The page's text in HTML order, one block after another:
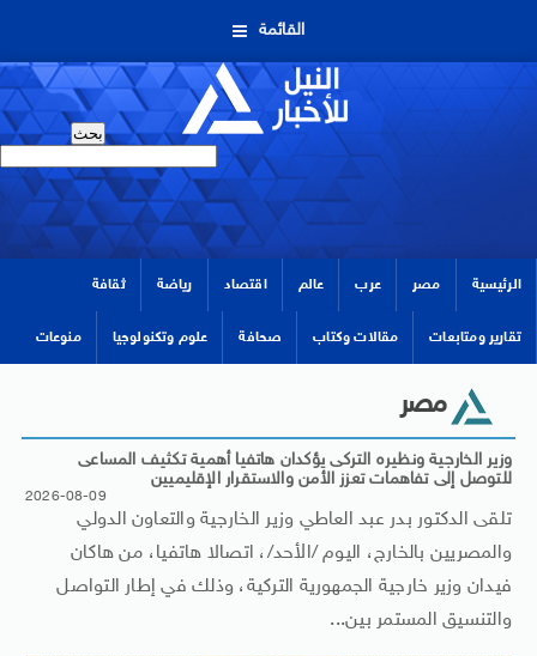
القائمة
الرئيسية مصر عرب عالم اقتصاد رياضة ثقافة
تقارير ومتابعات مقالات وكتاب صحافة علوم وتكنولوجيا منوعات
مصر
وزير الخارجية ونظيره التركى يؤكدان هاتفيا أهمية تكثيف المساعى
للتوصل إلى تفاهمات تعزز الأمن والاستقرار الإقليميين
2026-08-09
تلقى الدكتور بدر عبد العاطي وزير الخارجية والتعاون الدولي
والمصريين بالخارج، اليوم /الأحد/، اتصالا هاتفيا، من هاكان
فيدان وزير خارجية الجمهورية التركية، وذلك في إطار التواصل
والتنسيق المستمر بين...